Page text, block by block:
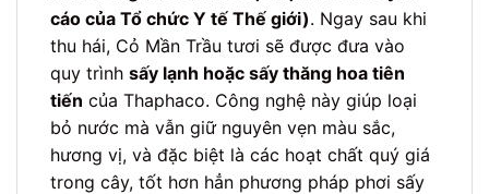
cáo của Tổ chức Y tế Thế giới). Ngay sau khi
thu hái, Cỏ Mần Trầu tươi sẽ được đưa vào
quy trình sấy lạnh hoặc sấy thăng hoa tiên
tiến của Thaphaco. Công nghệ này giúp loại
bỏ nước mà vẫn giữ nguyên vẹn màu sắc,
hương vị, và đặc biệt là các hoạt chất quý giá
trong cây, tốt hơn hẳn phương pháp phơi sấy